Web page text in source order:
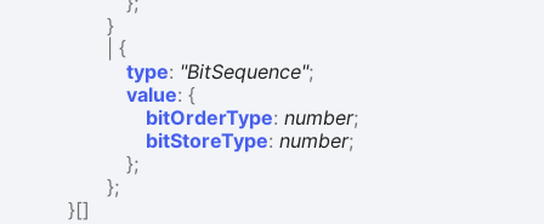
}
{
type: "BitSequence";
value: {
bitOrderType: number;
bitStoreType: number;
};
};
}[]